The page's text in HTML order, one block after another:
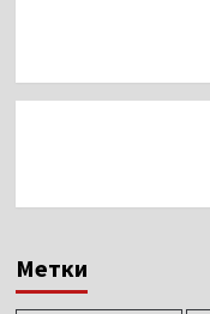
Метки